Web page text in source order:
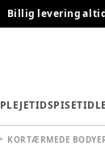
Billig levering
PLEJETIDSPISETID
KORTÆRMEDE